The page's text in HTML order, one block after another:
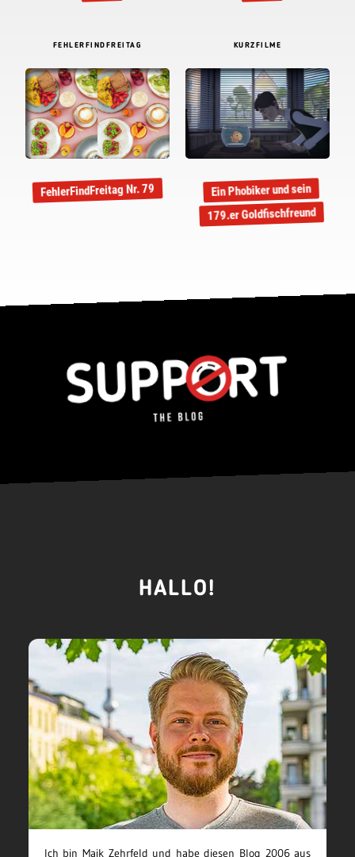
FEHLERFINDFREITAG
FehlerFindFreitag Nr. 79
KURZFILME
Ein Phobiker und sein
179.er Goldfischfreund
HALLO!
Ich bin Maik Zehrfeld und habe diesen Blog 2006 aus